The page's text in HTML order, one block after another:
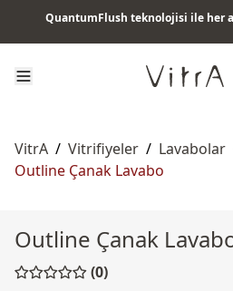
QuantumFlush teknolojisi ile her
VitrA / Vitrifiyeler / Lavabolar
Outline Çanak Lavabo
Outline Çanak
(0)